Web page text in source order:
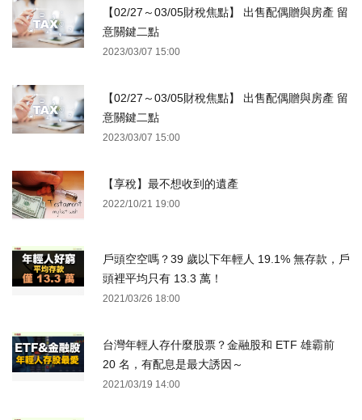
【02/27～03/05財稅焦點】 出售配偶贈與房產 留
意關鍵二點
2023/03/07 15:00
【02/27～03/05財稅焦點】 出售配偶贈與房產 留
意關鍵二點
2023/03/07 15:00
【享稅】最不想收到的遺產
2022/10/21 19:00
戶頭空空嗎？39 歲以下年輕人 19.1% 無存款，戶
頭裡平均只有 13.3 萬！
2021/03/26 18:00
台灣年輕人存什麼股票？金融股和 ETF 雄霸前
20 名，有配息是最大誘因～
2021/03/19 14:00